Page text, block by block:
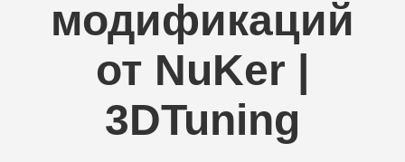
модификаций
от NuKer |
3DTuning